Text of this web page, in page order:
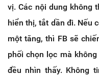
vị. Các nội dung không
hiển thị, tắt dần đi. Nếu
một tăng, thì FB sẽ
phối chọn lọc mà
đều nhìn thấy. Không